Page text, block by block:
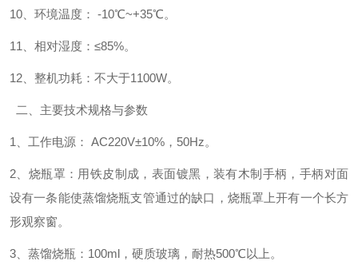
10、环境温度： -10℃~+35℃。
11、相对湿度：≤85%。
12、整机功耗：不大于1100W。
二、主要技术规格与参数
1、工作电源： AC220V±10%，50Hz。
2、烧瓶罩：用铁皮制成，表面镀黑，装有木制手柄，手柄对面
设有一条能使蒸馏烧瓶支管通过的缺口，烧瓶罩上开有一个长方
形观察窗。
3、蒸馏烧瓶：100ml，硬质玻璃，耐热500℃以上。